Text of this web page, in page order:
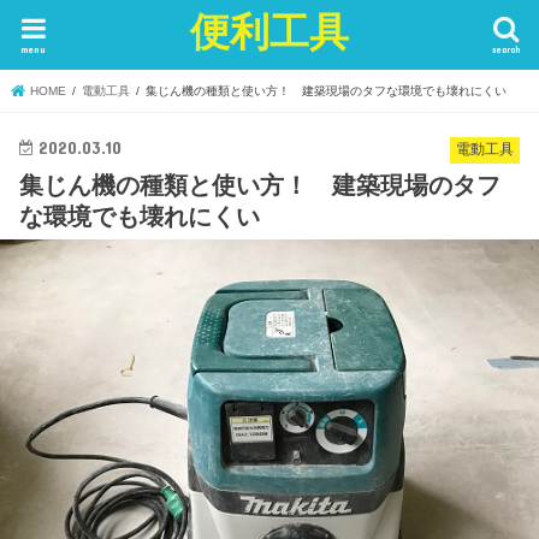
便利工具 search
menu
HOME 電動工具 集じん機の種類と使い方！ 建築現場のタフな環境でも壊れにくい
電動工具
2020.03.10
集じん機の種類と使い方！ 建築現場のタフ
な環境でも壊れにくい